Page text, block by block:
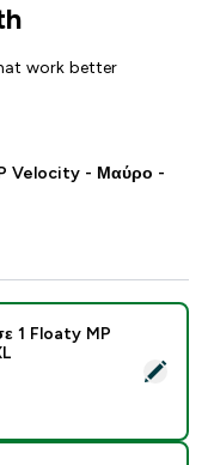
work better
Velocity - Μαύρο -
Σορτς 2 σε 1 Floaty
1 Floaty MP